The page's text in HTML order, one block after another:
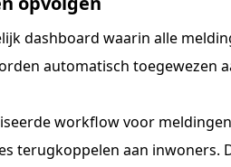
dashboard waarin alle
automatisch toegewezen
workflow voor
terugkoppelen aan inwoners.